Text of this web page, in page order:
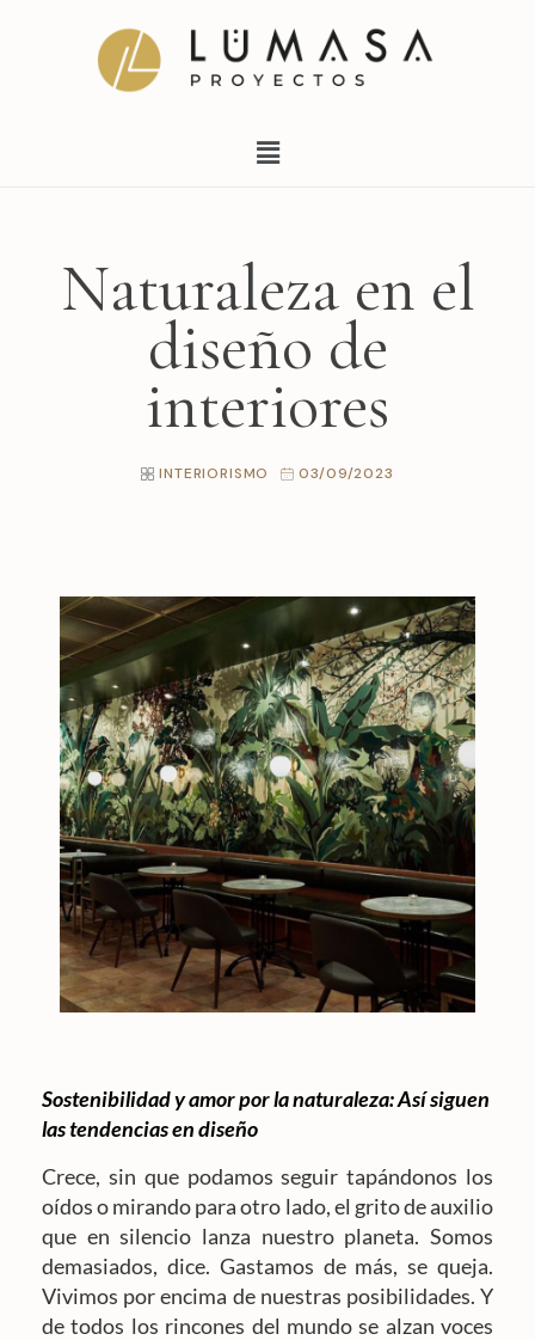
Menú
Naturaleza en el
diseño de
interiores
INTERIORISMO 03/09/2023
Sostenibilidad y amor por la naturaleza: Así siguen
las tendencias en diseño
Crece, sin que podamos seguir tapándonos los
oídos o mirando para otro lado, el grito de auxilio
que en silencio lanza nuestro planeta. Somos
demasiados, dice. Gastamos de más, se queja.
Vivimos por encima de nuestras posibilidades. Y
de todos los rincones del mundo se alzan voces